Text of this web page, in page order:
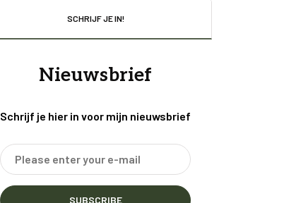
SCHRIJF JE IN!
Nieuwsbrief
Schrijf je hier in voor mijn nieuwsbrief
SUBSCRIBE